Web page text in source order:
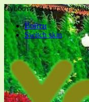
Суббота , 8 Август 2026
Войти
Switch skin